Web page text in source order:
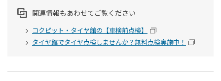
関連情報もあわせてご覧ください
コクピット・タイヤ館の【車検前点検】
タイヤ館でタイヤ点検しませんか？無料点検実施中！